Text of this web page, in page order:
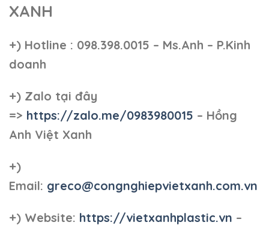
XANH
+) Hotline : 098.398.0015 – Ms.Anh – P.Kinh
doanh
+) Zalo tại đây
=> https://zalo.me/0983980015 – Hồng
Anh Việt Xanh
+)
Email: greco@congnghiepvietxanh.com.vn
+) Website: https://vietxanhplastic.vn –